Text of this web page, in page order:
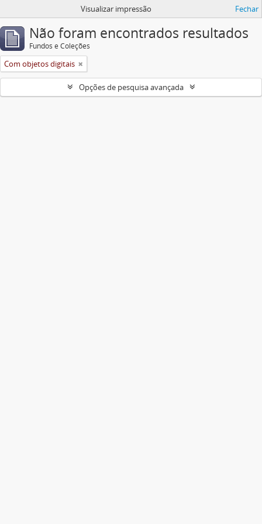
Visualizar impressão Fechar
Não foram encontrados resultados
Fundos e Coleções
Com objetos digitais
Opções de pesquisa avançada